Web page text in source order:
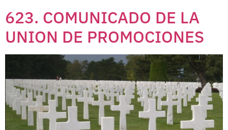
623. COMUNICADO DE LA
UNION DE PROMOCIONES